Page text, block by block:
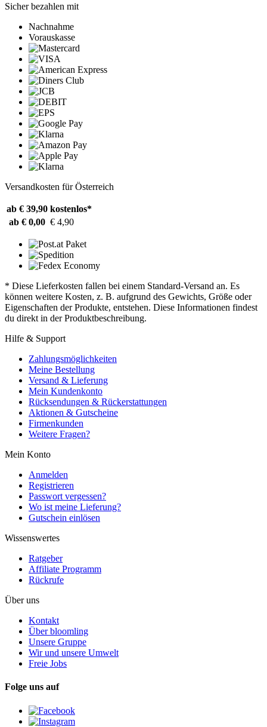
Sicher bezahlen mit
Nachnahme
Vorauskasse
Versandkosten für Österreich
ab € 39,90 kostenlos*
ab € 0,00 € 4,90
* Diese Lieferkosten fallen bei einem Standard-Versand an. Es
können weitere Kosten, z. B. aufgrund des Gewichts, Größe oder
Eigenschaften der Produkte, entstehen. Diese Informationen findest
du direkt in der Produktbeschreibung.
Hilfe & Support
Zahlungsmöglichkeiten
Meine Bestellung
Versand & Lieferung
Mein Kundenkonto
Rücksendungen & Rückerstattungen
Aktionen & Gutscheine
Firmenkunden
Weitere Fragen?
Mein Konto
Anmelden
Registrieren
Passwort vergessen?
Wo ist meine Lieferung?
Gutschein einlösen
Wissenswertes
Ratgeber
Affiliate Programm
Rückrufe
Über uns
Kontakt
Über bloomling
Unsere Gruppe
Wir und unsere Umwelt
Freie Jobs
Folge uns auf